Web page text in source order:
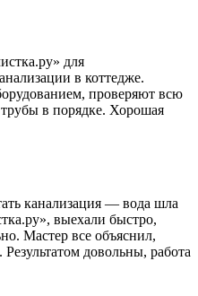
для
в коттедже.
проверяют всю
в порядке. Хорошая
канализация — вода шла
выехали быстро,
Мастер все объяснил,
довольны, работа